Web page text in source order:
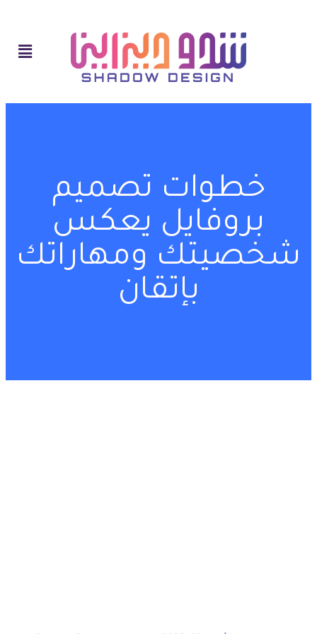
خطوات تصميم
بروفايل يعكس
شخصيتك ومهاراتك
بإتقان